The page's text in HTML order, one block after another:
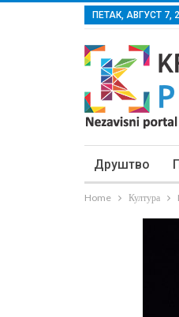
ПЕТАК, АВГУСТ 7,
Друштво
Home Култура